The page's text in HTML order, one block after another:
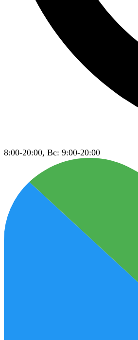
8:00-20:00, Вс: 9:00-20:00